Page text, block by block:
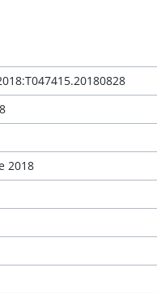
2018